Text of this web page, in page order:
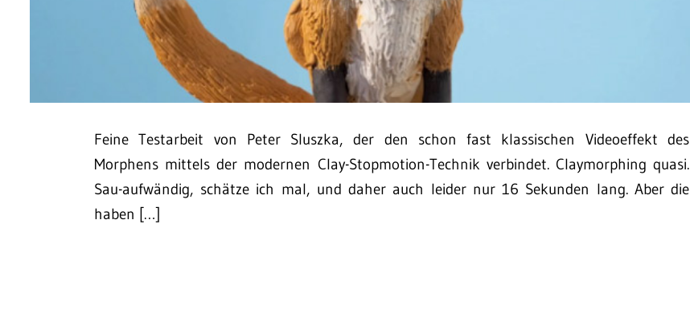
Feine Testarbeit von Peter Sluszka, der den schon fast klassischen Videoeffekt des
Morphens mittels der modernen Clay-Stopmotion-Technik verbindet. Claymorphing quasi.
Sau-aufwändig, schätze ich mal, und daher auch leider nur 16 Sekunden lang. Aber die
haben […]